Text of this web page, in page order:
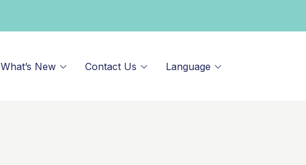
What’s New Contact Us Language